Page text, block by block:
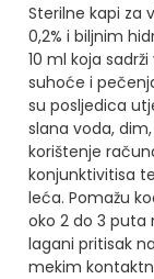
Sterilne kapi za
0,2% i biljnim
10 ml koja
suhoće i
su posljedica
slana voda,
korištenje
konjunktivitisa
leća. Pomažu
oko 2 do 3 puta
lagani pritisak
mekim